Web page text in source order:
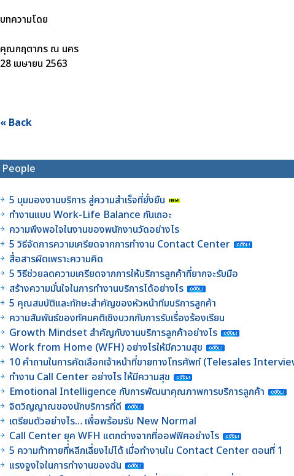
บทความโดย
คุณกฤตาภร ณ นคร
28 เมษายน 2563
« Back
People
5 มุมมองงานบริการ สู่ความสำเร็จที่ยั่งยืน
ทำงานแบบ Work-Life Balance กันเถอะ
ความพึงพอใจในงานของพนักงานวัดอย่างไร
5 วิธีจัดการความเครียดจากการทำงาน Contact Center
สื่อสารผิดเพราะความคิด
5 วิธีช่วยลดความเครียดจากการให้บริการลูกค้าที่ยากจะรับมือ
สร้างความมั่นใจในการทำงานบริการได้อย่างไร
5 คุณสมบัติและทักษะสำคัญของหัวหน้าทีมบริการลูกค้า
ความสัมพันธ์ของทัศนคติเชิงบวกกับการรับเรื่องร้องเรียน
Growth Mindset สำคัญกับงานบริการลูกค้าอย่างไร
Work from Home (WFH) อย่างไรให้มีความสุข
10 คำถามในการคัดเลือกเจ้าหน้าที่ขายทางโทรศัพท์ (Telesales
ทำงาน Call Center อย่างไร ให้มีความสุข
Emotional Intelligence กับการพัฒนาคุณภาพการบริการลูกค้า
จิตวิญญาณของนักบริการที่ดี
เตรียมตัวอย่างไร… เพื่อพร้อมรับ New Normal
Call Center ยุค WFH แตกต่างจากที่ออฟฟิศอย่างไร
5 ความท้าทายที่หลีกเลี่ยงไม่ได้ เมื่อทำงานใน Contact Center ตอนที่ 1
แรงจูงใจในการทำงานของฉัน